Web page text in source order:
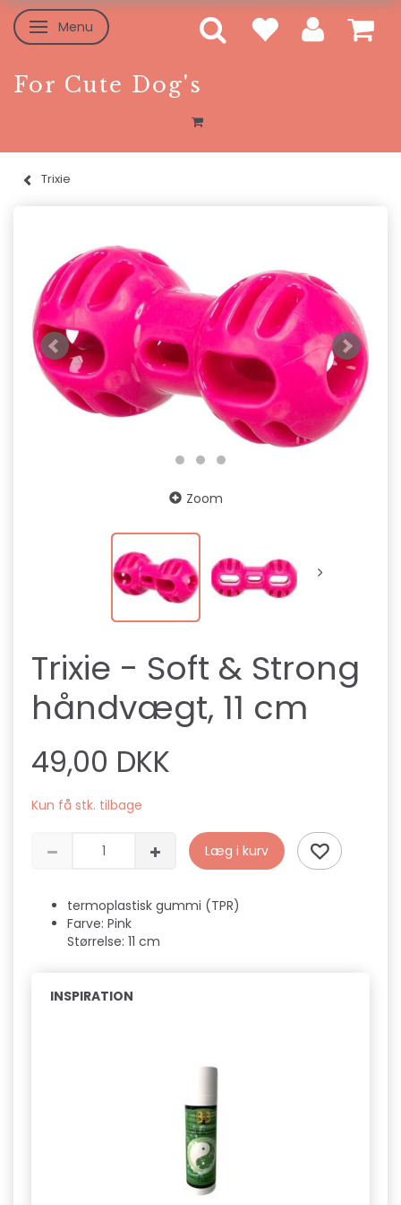
Skifte navigation
Menu
For Cute Dog's
Trixie
Zoom
Trixie - Soft & Strong
håndvægt, 11 cm
49,00 DKK
Kun få stk. tilbage
Læg i kurv
termoplastisk gummi (TPR)
Farve: Pink
Størrelse: 11 cm
INSPIRATION